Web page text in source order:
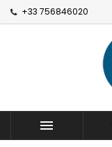
+33 756846020
